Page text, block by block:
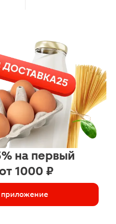
на первый
1000 ₽
приложение